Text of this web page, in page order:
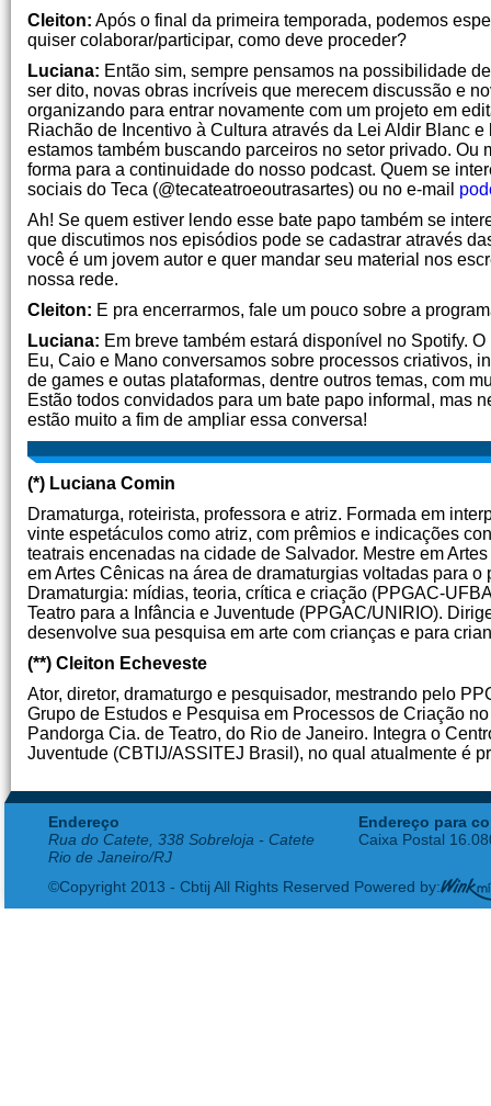
Cleiton: Após o final da primeira temporada, podemos
quiser colaborar/participar, como deve proceder?
Luciana: Então sim, sempre pensamos na possibilidade
ser dito, novas obras incríveis que merecem discussão e
organizando para entrar novamente com um projeto em
Riachão de Incentivo à Cultura através da Lei Aldir Blanc
estamos também buscando parceiros no setor privado.
forma para a continuidade do nosso podcast. Quem se
sociais do Teca (@tecateatroeoutrasartes) ou no e-mail
Ah! Se quem estiver lendo esse bate papo também se
que discutimos nos episódios pode se cadastrar através
você é um jovem autor e quer mandar seu material nos
nossa rede.
Cleiton: E pra encerrarmos, fale um pouco sobre a
Luciana: Em breve também estará disponível no Spotify.
Eu, Caio e Mano conversamos sobre processos criativos,
de games e outas plataformas, dentre outros temas, com
Estão todos convidados para um bate papo informal, mas
estão muito a fim de ampliar essa conversa!
(*) Luciana Comin
Dramaturga, roteirista, professora e atriz. Formada em
vinte espetáculos como atriz, com prêmios e indicações
teatrais encenadas na cidade de Salvador. Mestre em
em Artes Cênicas na área de dramaturgias voltadas para
Dramaturgia: mídias, teoria, crítica e criação (PPGAC-
Teatro para a Infância e Juventude (PPGAC/UNIRIO).
desenvolve sua pesquisa em arte com crianças e para
(**) Cleiton Echeveste
Ator, diretor, dramaturgo e pesquisador, mestrando pelo
Grupo de Estudos e Pesquisa em Processos de Criação
Pandorga Cia. de Teatro, do Rio de Janeiro. Integra o
Juventude (CBTIJ/ASSITEJ Brasil), no qual atualmente é
Endereço
Rua do Catete, 338 Sobreloja - Catete
Rio de Janeiro/RJ
Endereço para
Caixa Postal
©Copyright 2013 - Cbtij All Rights Reserved Powered by: